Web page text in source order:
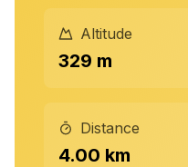
Altitude
329 m
Distance
4.00 km